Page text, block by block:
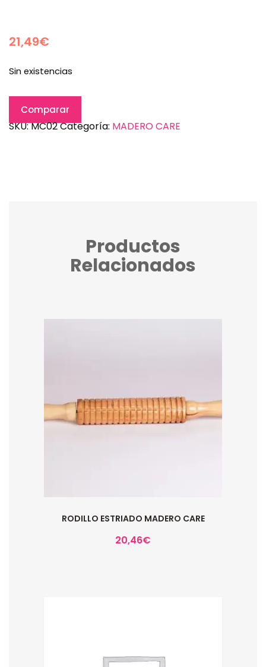
21,49€
Sin existencias
Comparar
SKU:MC02Categoría: MADERO CARE
Productos
Relacionados
RODILLO ESTRIADO MADERO CARE
20,46€